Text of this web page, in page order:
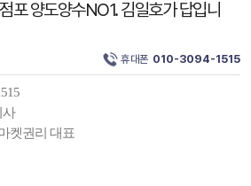
포 양도양수NO1. 김일호가 답입니
휴대폰 010-3094-1515
사
켓권리 대표